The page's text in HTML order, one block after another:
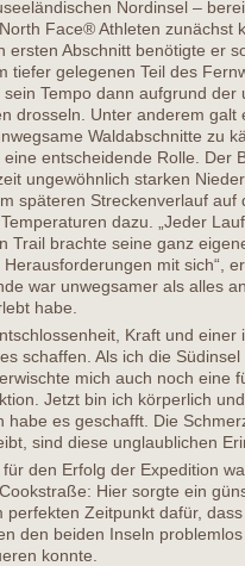
Nordinsel –
Face® Athleten zunächst
ersten Abschnitt benötigte er
tiefer gelegenen Teil des
Tempo dann aufgrund der
drosseln. Unter anderem galt
Waldabschnitte zu
entscheidende Rolle. Der
ungewöhnlich starken
späteren Streckenverlauf auf
dazu. „Jeder
Trail brachte seine ganz
mit sich“,
war unwegsamer als alles
habe.
Kraft und einer
schaffen. Als ich die Südinsel
mich auch noch eine
Jetzt bin ich körperlich
habe es geschafft. Die
sind diese unglaublichen
den Erfolg der Expedition
Hier sorgte ein
perfekten Zeitpunkt dafür,
den beiden Inseln
konnte.